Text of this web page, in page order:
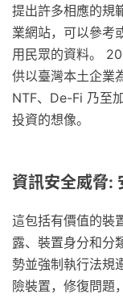
提出許多相應的規
業網站，可以參考
用民眾的資料。
供以臺灣本土企業
NTF、De-Fi 乃至
投資的想像。
資訊安全威脅:
這包括有價值的裝
露、裝置身分和分
勢並強制執行法規
險裝置，修復問題